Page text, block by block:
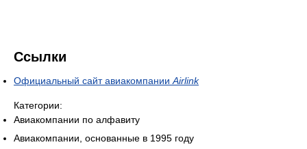
Ссылки
Официальный сайт авиакомпании Airlink
Категории:
Авиакомпании по алфавиту
Авиакомпании, основанные в 1995 году